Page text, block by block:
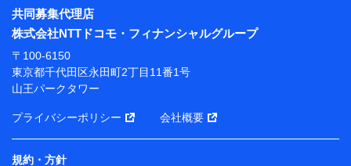
※ パーソナルデータダッシュボードの「第三者提供の
管理」の設定状態にかかわらず、共同利用する場合があ
ります。
※ dポイントクラブ会員ではないお客さま（2019年12
月11日以降、一度もdポイントクラブ会員であったこと
がないお客さまに限る）に関する、2019年12月10日以
前に取得した個人データは、こちら の利用目的の範囲内
共同募集代理店
株式会社NTTドコモ・フィナンシャルグループ
〒100-6150
東京都千代田区永田町2丁目11番1号
山王パークタワー
プライバシーポリシー 会社概要
規約・方針